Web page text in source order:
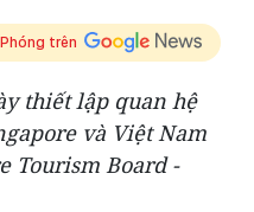
trên
thiết lập quan hệ
và Việt Nam
Tourism Board -